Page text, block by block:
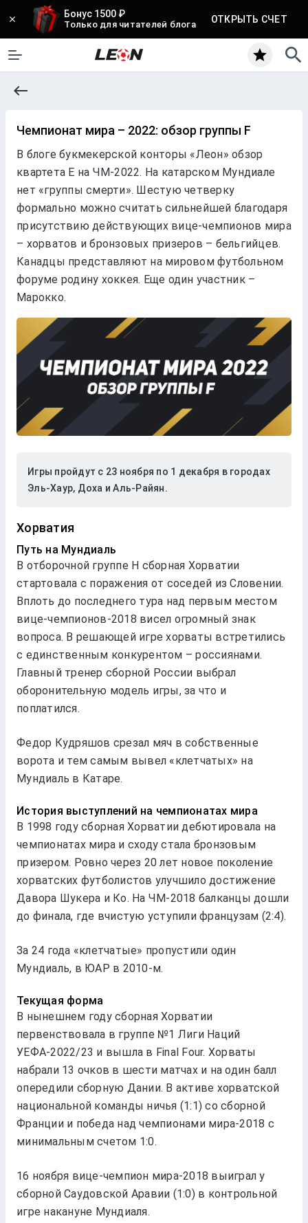
Бонус 1500 ₽
Только для читателей блога ОТКРЫТЬ СЧЕТ
Чемпионат мира – 2022: обзор группы F
В блоге букмекерской конторы «Леон» обзор
квартета E на ЧМ-2022. На катарском Мундиале
нет «группы смерти». Шестую четверку
формально можно считать сильнейшей благодаря
присутствию действующих вице-чемпионов мира
– хорватов и бронзовых призеров – бельгийцев.
Канадцы представляют на мировом футбольном
форуме родину хоккея. Еще один участник –
Марокко.
Игры пройдут с 23 ноября по 1 декабря в городах
Эль-Хаур, Доха и Аль-Райян.
Хорватия
Путь на Мундиаль
В отборочной группе Н сборная Хорватии
стартовала с поражения от соседей из Словении.
Вплоть до последнего тура над первым местом
вице-чемпионов-2018 висел огромный знак
вопроса. В решающей игре хорваты встретились
с единственным конкурентом – россиянами.
Главный тренер сборной России выбрал
оборонительную модель игры, за что и
поплатился.
Федор Кудряшов срезал мяч в собственные
ворота и тем самым вывел «клетчатых» на
Мундиаль в Катаре.
История выступлений на чемпионатах мира
В 1998 году сборная Хорватии дебютировала на
чемпионатах мира и сходу стала бронзовым
призером. Ровно через 20 лет новое поколение
хорватских футболистов улучшило достижение
Давора Шукера и Ко. На ЧМ-2018 балканцы дошли
до финала, где вчистую уступили французам (2:4).
За 24 года «клетчатые» пропустили один
Мундиаль, в ЮАР в 2010-м.
Текущая форма
В нынешнем году сборная Хорватии
первенствовала в группе №1 Лиги Наций
УЕФА-2022/23 и вышла в Final Four. Хорваты
набрали 13 очков в шести матчах и на один балл
опередили сборную Дании. В активе хорватской
национальной команды ничья (1:1) со сборной
Франции и победа над чемпионами мира-2018 с
минимальным счетом 1:0.
16 ноября вице-чемпион мира-2018 выиграл у
сборной Саудовской Аравии (1:0) в контрольной
игре накануне Мундиаля.